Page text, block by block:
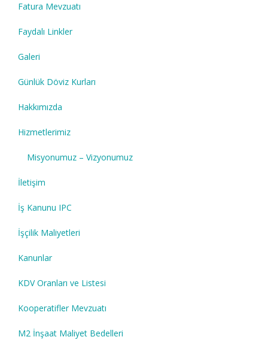
Fatura Mevzuatı
Faydalı Linkler
Galeri
Günlük Döviz Kurları
Hakkımızda
Hizmetlerimiz
Misyonumuz – Vizyonumuz
İletişim
İş Kanunu IPC
İşçilik Maliyetleri
Kanunlar
KDV Oranları ve Listesi
Kooperatifler Mevzuatı
M2 İnşaat Maliyet Bedelleri